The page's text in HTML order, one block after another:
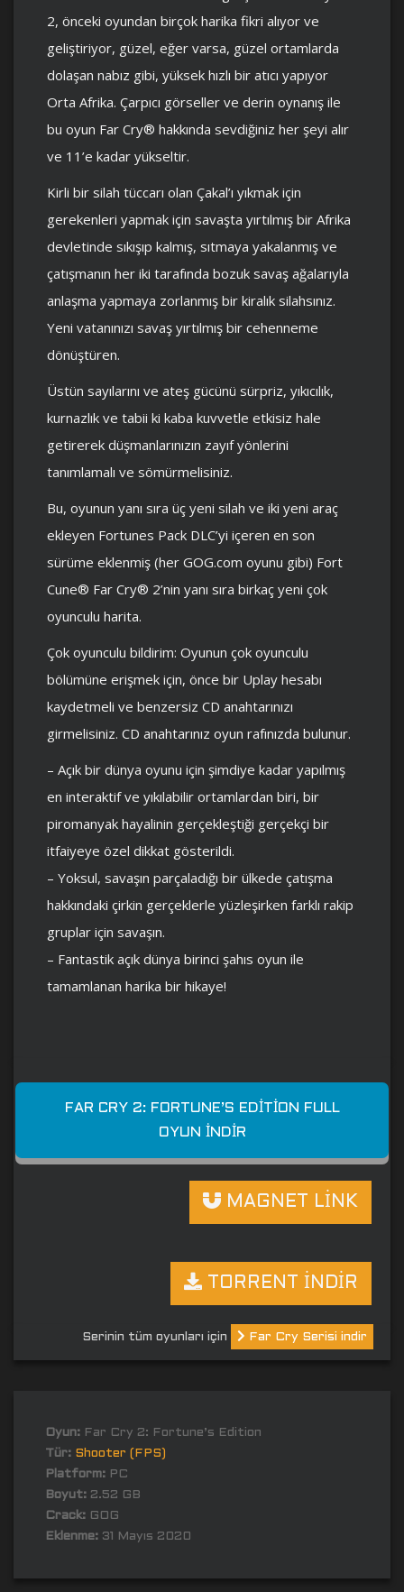
2, önceki oyundan birçok harika fikri alıyor ve
geliştiriyor, güzel, eğer varsa, güzel ortamlarda
dolaşan nabız gibi, yüksek hızlı bir atıcı yapıyor
Orta Afrika. Çarpıcı görseller ve derin oynanış ile
bu oyun Far Cry® hakkında sevdiğiniz her şeyi alır
ve 11’e kadar yükseltir.
Kirli bir silah tüccarı olan Çakal’ı yıkmak için
gerekenleri yapmak için savaşta yırtılmış bir Afrika
devletinde sıkışıp kalmış, sıtmaya yakalanmış ve
çatışmanın her iki tarafında bozuk savaş ağalarıyla
anlaşma yapmaya zorlanmış bir kiralık silahsınız.
Yeni vatanınızı savaş yırtılmış bir cehenneme
dönüştüren.
Üstün sayılarını ve ateş gücünü sürpriz, yıkıcılık,
kurnazlık ve tabii ki kaba kuvvetle etkisiz hale
getirerek düşmanlarınızın zayıf yönlerini
tanımlamalı ve sömürmelisiniz.
Bu, oyunun yanı sıra üç yeni silah ve iki yeni araç
ekleyen Fortunes Pack DLC’yi içeren en son
sürüme eklenmiş (her GOG.com oyunu gibi) Fort
Cune® Far Cry® 2’nin yanı sıra birkaç yeni çok
oyunculu harita.
Çok oyunculu bildirim: Oyunun çok oyunculu
bölümüne erişmek için, önce bir Uplay hesabı
kaydetmeli ve benzersiz CD anahtarınızı
girmelisiniz. CD anahtarınız oyun rafınızda bulunur.
– Açık bir dünya oyunu için şimdiye kadar yapılmış
en interaktif ve yıkılabilir ortamlardan biri, bir
piromanyak hayalinin gerçekleştiği gerçekçi bir
itfaiyeye özel dikkat gösterildi.
– Yoksul, savaşın parçaladığı bir ülkede çatışma
hakkındaki çirkin gerçeklerle yüzleşirken farklı rakip
gruplar için savaşın.
– Fantastik açık dünya birinci şahıs oyun ile
tamamlanan harika bir hikaye!
FAR CRY 2: FORTUNE’S EDITION FULL
OYUN İNDIR
MAGNET LİNK
TORRENT İNDİR
Serinin tüm oyunları için Far Cry Serisi indir
Oyun: Far Cry 2: Fortune’s Edition
Tür: Shooter (FPS)
Platform: PC
Boyut: 2.52 GB
Crack: GOG
Eklenme: 31 Mayıs 2020